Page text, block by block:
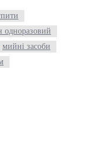
одноразовий
мийні засоби